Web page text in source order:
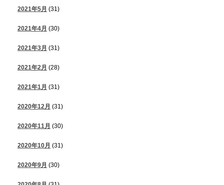
2021年5月 (31)
2021年4月 (30)
2021年3月 (31)
2021年2月 (28)
2021年1月 (31)
2020年12月 (31)
2020年11月 (30)
2020年10月 (31)
2020年9月 (30)